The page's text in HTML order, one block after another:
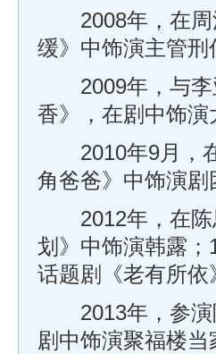
2008年，在周
缓》中饰演主管
2009年，与李
香》，在剧中饰演
2010年9月，在
角爸爸》中饰演
2012年，在陈
划》中饰演韩露
话题剧《老有所
2013年，参演
剧中饰演聚福楼